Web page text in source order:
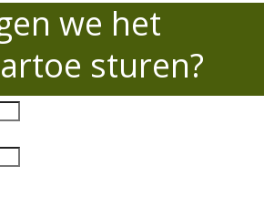
we het
sturen?